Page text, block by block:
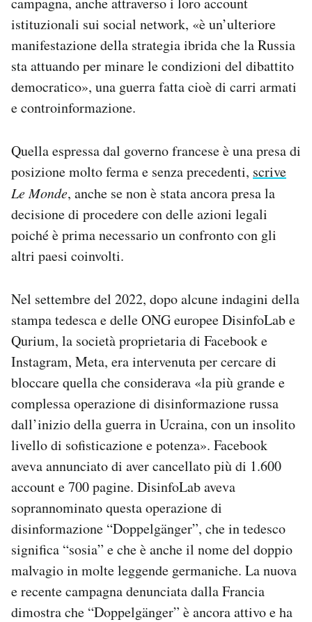
istituzionali sui social network, «è un’ulteriore
manifestazione della strategia ibrida che la Russia
sta attuando per minare le condizioni del dibattito
democratico», una guerra fatta cioè di carri armati
e controinformazione.
Quella espressa dal governo francese è una presa di
posizione molto ferma e senza precedenti, scrive
Le Monde, anche se non è stata ancora presa la
decisione di procedere con delle azioni legali
poiché è prima necessario un confronto con gli
altri paesi coinvolti.
Nel settembre del 2022, dopo alcune indagini della
stampa tedesca e delle ONG europee DisinfoLab e
Qurium, la società proprietaria di Facebook e
Instagram, Meta, era intervenuta per cercare di
bloccare quella che considerava «la più grande e
complessa operazione di disinformazione russa
dall’inizio della guerra in Ucraina, con un insolito
livello di sofisticazione e potenza». Facebook
aveva annunciato di aver cancellato più di 1.600
account e 700 pagine. DisinfoLab aveva
soprannominato questa operazione di
disinformazione “Doppelgänger”, che in tedesco
significa “sosia” e che è anche il nome del doppio
malvagio in molte leggende germaniche. La nuova
e recente campagna denunciata dalla Francia
dimostra che “Doppelgänger” è ancora attivo e ha